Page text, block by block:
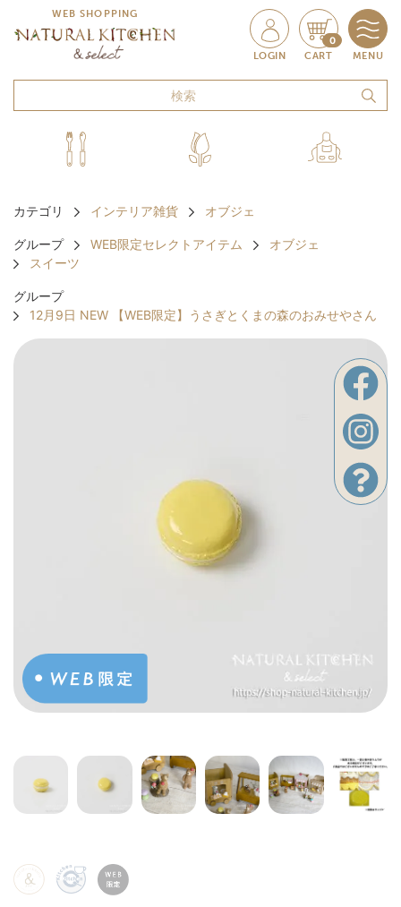
WEB SHOPPING
LOGIN
0
CART MENU
カテゴリ インテリア雑貨 オブジェ
グループ WEB限定セレクトアイテム
オブジェ
スイーツ
グループ
12月9日 NEW 【WEB限定】うさぎとくまの森のおみせやさん